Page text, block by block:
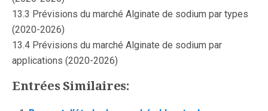
13.3 Prévisions du marché Alginate de sodium par types
(2020-2026)
13.4 Prévisions du marché Alginate de sodium par
applications (2020-2026)
Entrées Similaires: